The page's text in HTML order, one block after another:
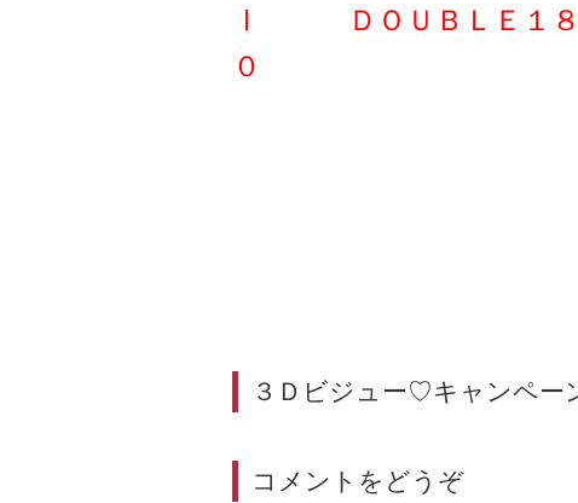
Ⅰ ＤＯＵＢＬＥ１
０
３Ｄビジュー♡キャンペー
コメントをどうぞ